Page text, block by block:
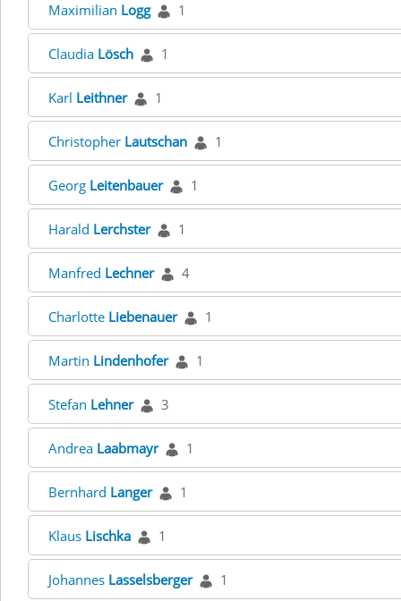
Maximilian Logg 1
Claudia Lösch 1
Karl Leithner 1
Christopher Lautschan 1
Georg Leitenbauer 1
Harald Lerchster 1
Manfred Lechner 4
Charlotte Liebenauer 1
Martin Lindenhofer 1
Stefan Lehner 3
Andrea Laabmayr 1
Bernhard Langer 1
Klaus Lischka 1
Johannes Lasselsberger 1